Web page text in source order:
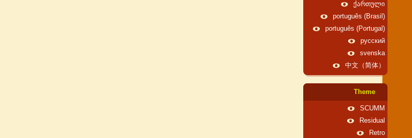
ქართული
português (Brasil)
português (Portugal)
русский
svenska
中文（简体）
Theme
SCUMM
Residual
Retro